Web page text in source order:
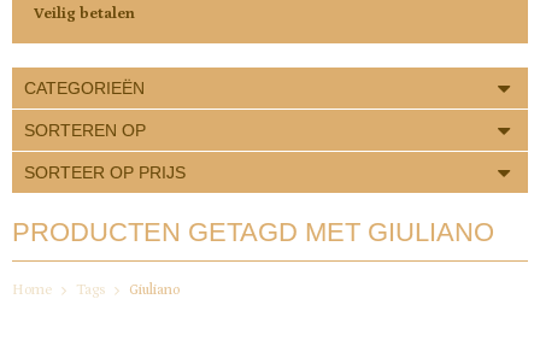
Veilig betalen
CATEGORIEËN
SORTEREN OP
SORTEER OP PRIJS
PRODUCTEN GETAGD MET GIULIANO
Home Tags Giuliano